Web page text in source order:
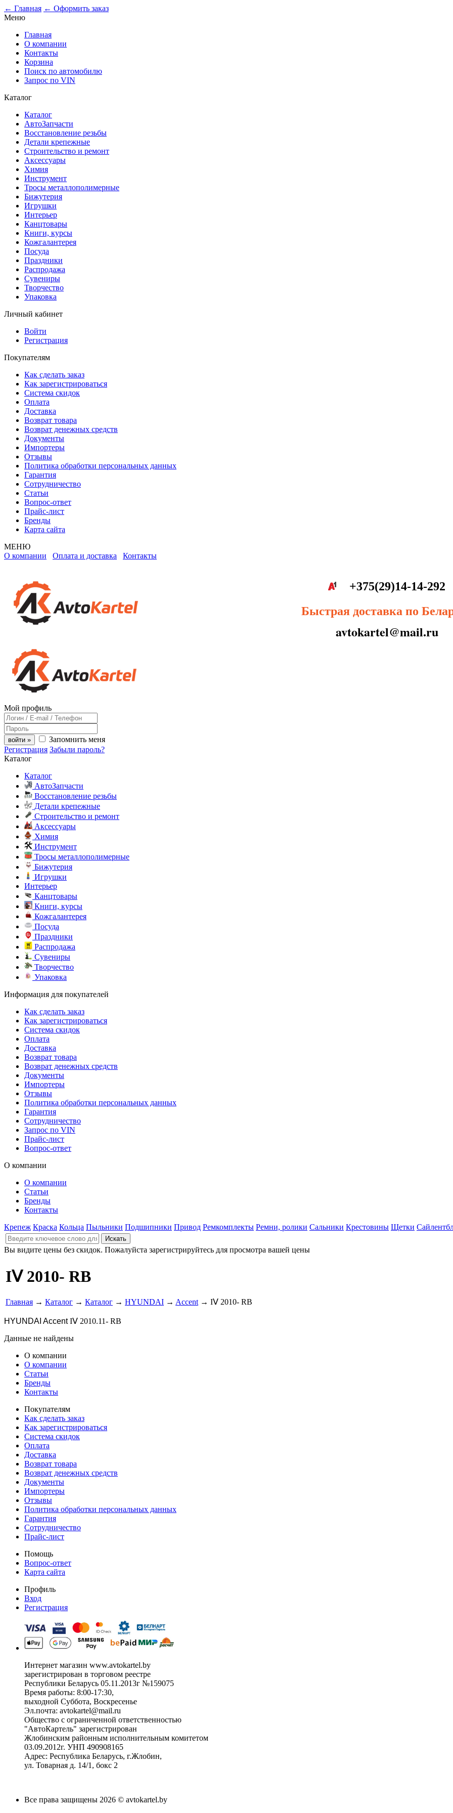
← Главная ← Оформить заказ
Меню
Главная
О компании
Контакты
Корзина
Поиск по автомобилю
Запрос по VIN
Каталог
Каталог
АвтоЗапчасти
Восстановление резьбы
Детали крепежные
Строительство и ремонт
Аксессуары
Химия
Инструмент
Тросы металлополимерные
Бижутерия
Игрушки
Интерьер
Канцтовары
Книги, курсы
Кожгалантерея
Посуда
Праздники
Распродажа
Сувениры
Творчество
Упаковка
Личный кабинет
Войти
Регистрация
Покупателям
Как сделать заказ
Как зарегистрироваться
Система скидок
Оплата
Доставка
Возврат товара
Возврат денежных средств
Документы
Импортеры
Отзывы
Политика обработки персональных данных
Гарантия
Сотрудничество
Статьи
Вопрос-ответ
Прайс-лист
Бренды
Карта сайта
МЕНЮ
О компании
Оплата и доставка Контакты
+375(29)14-14-292
Быстрая доставка по
avtokartel@mail.ru
Мой профиль
войти »
Запомнить меня
Регистрация Забыли пароль?
Каталог
Каталог
АвтоЗапчасти
Восстановление резьбы
Детали крепежные
Строительство и ремонт
Аксессуары
Химия
Инструмент
Тросы металлополимерные
Бижутерия
Игрушки
Интерьер
Канцтовары
Книги, курсы
Кожгалантерея
Посуда
Праздники
Распродажа
Сувениры
Творчество
Упаковка
Информация для покупателей
Как сделать заказ
Как зарегистрироваться
Система скидок
Оплата
Доставка
Возврат товара
Возврат денежных средств
Документы
Импортеры
Отзывы
Политика обработки персональных данных
Гарантия
Сотрудничество
Запрос по VIN
Прайс-лист
Вопрос-ответ
О компании
О компании
Статьи
Бренды
Контакты
Крепеж Краска Кольца Пыльники Подшипники Привод Ремкомплекты Ремни, ролики Сальники Крестовины Щетки
Вы видите цены без скидок. Пожалуйста зарегистрируйтесь для просмотра вашей цены
IⅤ 2010- RB
Главная → Каталог → Каталог → HYUNDAI → Accent → IⅤ 2010- RB
HYUNDAI AccentIⅤ 2010.11- RB
Данные не найдены
О компании
О компании
Статьи
Бренды
Контакты
Покупателям
Как сделать заказ
Как зарегистрироваться
Система скидок
Оплата
Доставка
Возврат товара
Возврат денежных средств
Документы
Импортеры
Отзывы
Политика обработки персональных данных
Гарантия
Сотрудничество
Прайс-лист
Помощь
Вопрос-ответ
Карта сайта
Профиль
Вход
Регистрация
Интернет магазин www.avtokartel.by
зарегистрирован в торговом реестре
Республики Беларусь 05.11.2013г №159075
Время работы: 8:00-17:30,
выходной Суббота, Воскресенье
Эл.почта: avtokartel@mail.ru
Общество с ограниченной ответственностью
"АвтоКартель" зарегистрирован
Жлобинским районным исполнительным комитетом
03.09.2012г. УНП 490908165
Адрес: Республика Беларусь, г.Жлобин,
ул. Товарная д. 14/1, бокс 2
Все права защищены 2026 © avtokartel.by